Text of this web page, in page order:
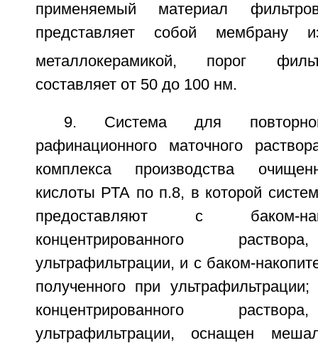
применяемый материал
представляет собой мембрану
металлокерамикой, порог
составляет от 50 до 100 нм.
9. Система для
рафинационного маточного
комплекса производства
кислоты РТА по п.8, в которой
предоставляют с баком-
концентрированного
ультрафильтрации, и с баком-
полученного при
концентрированного
ультрафильтрации, оснащен